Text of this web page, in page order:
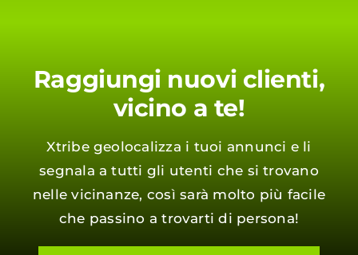
Raggiungi nuovi clienti,
vicino a te!
Xtribe geolocalizza i tuoi annunci e li
segnala a tutti gli utenti che si trovano
nelle vicinanze, così sarà molto più facile
che passino a trovarti di persona!